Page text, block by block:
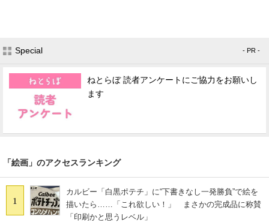
Special - PR -
ねとらぼ 読者アンケートにご協力をお願いし
ます
「絵画」のアクセスランキング
1
カルビー「白黒ポテチ」に“下書きなし一発勝負”で絵を
描いたら……「これ欲しい！」 まさかの完成品に称賛
「印刷かと思うレベル」